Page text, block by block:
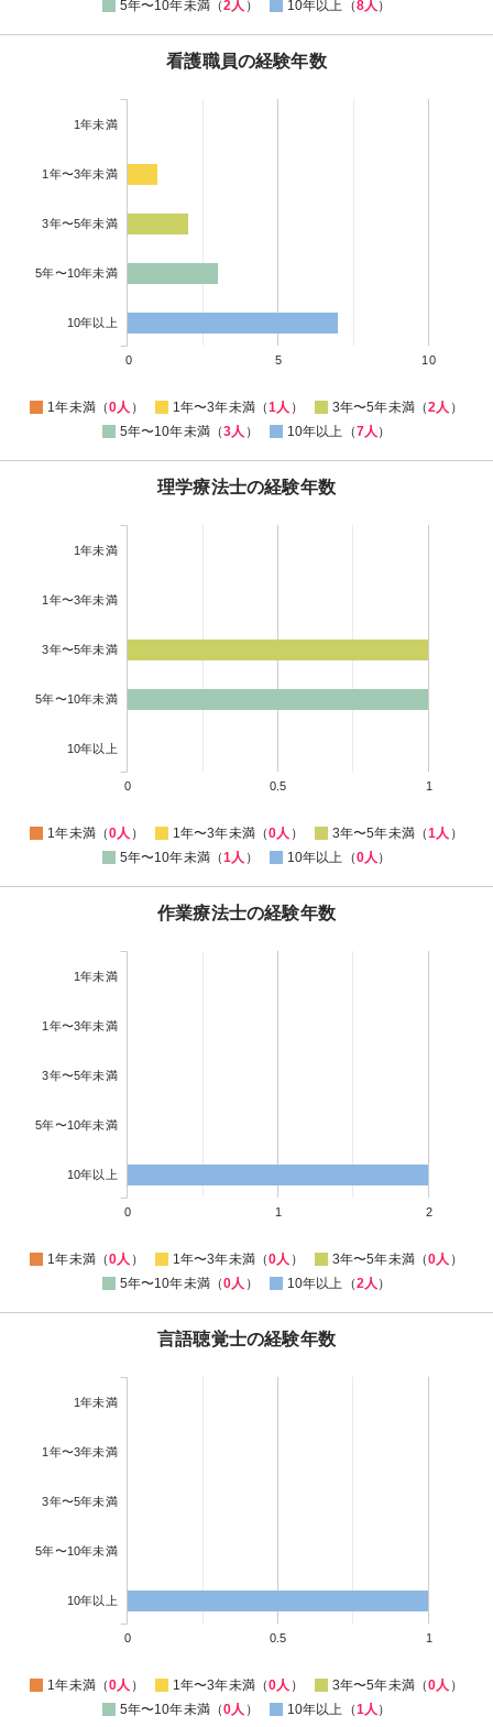
5年〜10年未満（2人 ） 10年以上（8人 ）
看護職員の経験年数
1年未満
1年〜3年未満
3年〜5年未満
5年〜10年未満
10年以上
0 5 10
1年未満（0人 ） 1年〜3年未満（1人 ） 3年〜5年未満（2人 ）
5年〜10年未満（3人 ） 10年以上（7人 ）
理学療法士の経験年数
1年未満
1年〜3年未満
3年〜5年未満
5年〜10年未満
10年以上
0 0.5 1
1年未満（0人 ） 1年〜3年未満（0人 ） 3年〜5年未満（1人 ）
5年〜10年未満（1人 ） 10年以上（0人 ）
作業療法士の経験年数
1年未満
1年〜3年未満
3年〜5年未満
5年〜10年未満
10年以上
0 1 2
1年未満（0人 ） 1年〜3年未満（0人 ） 3年〜5年未満（0人 ）
5年〜10年未満（0人 ） 10年以上（2人 ）
言語聴覚士の経験年数
1年未満
1年〜3年未満
3年〜5年未満
5年〜10年未満
10年以上
0 0.5 1
1年未満（0人 ） 1年〜3年未満（0人 ） 3年〜5年未満（0人 ）
5年〜10年未満（0人 ） 10年以上（1人 ）